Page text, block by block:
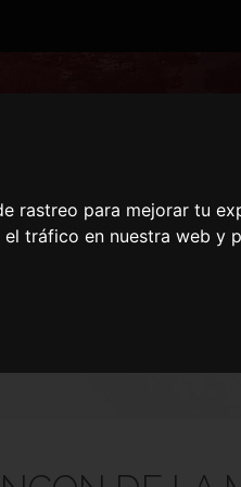
rastreo para mejorar tu
tráfico en nuestra web y